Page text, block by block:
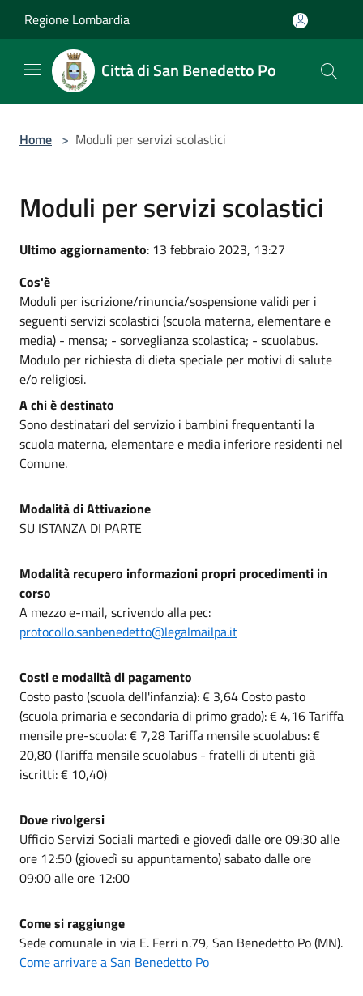
Regione Lombardia
Città di San Benedetto Po
Home > Moduli per servizi scolastici
Moduli per servizi scolastici
Ultimo aggiornamento: 13 febbraio 2023, 13:27
Cos'è
Moduli per iscrizione/rinuncia/sospensione validi per i
seguenti servizi scolastici (scuola materna, elementare e
media) - mensa; - sorveglianza scolastica; - scuolabus.
Modulo per richiesta di dieta speciale per motivi di salute
e/o religiosi.
A chi è destinato
Sono destinatari del servizio i bambini frequentanti la
scuola materna, elementare e media inferiore residenti nel
Comune.
Modalità di Attivazione
SU ISTANZA DI PARTE
Modalità recupero informazioni propri procedimenti in
corso
A mezzo e-mail, scrivendo alla pec:
protocollo.sanbenedetto@legalmailpa.it
Costi e modalità di pagamento
Costo pasto (scuola dell'infanzia): € 3,64 Costo pasto
(scuola primaria e secondaria di primo grado): € 4,16 Tariffa
mensile pre-scuola: € 7,28 Tariffa mensile scuolabus: €
20,80 (Tariffa mensile scuolabus - fratelli di utenti già
iscritti: € 10,40)
Dove rivolgersi
Ufficio Servizi Sociali martedì e giovedì dalle ore 09:30 alle
ore 12:50 (giovedì su appuntamento) sabato dalle ore
09:00 alle ore 12:00
Come si raggiunge
Sede comunale in via E. Ferri n.79, San Benedetto Po (MN).
Come arrivare a San Benedetto Po